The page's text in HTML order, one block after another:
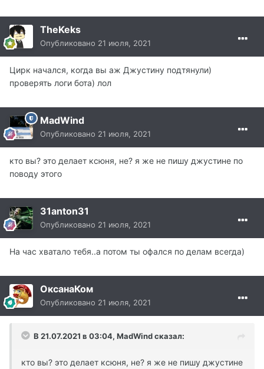
TheKeks
Опубликовано 21 июля, 2021
Цирк начался, когда вы аж Джустину подтянули)
проверять логи бота) лол
MadWind
Опубликовано 21 июля, 2021
кто вы? это делает ксюня, не? я же не пишу джустине по
поводу этого
31anton31
Опубликовано 21 июля, 2021
На час хватало тебя..а потом ты офался по делам всегда)
ОксанаКом
Опубликовано 21 июля, 2021
В 21.07.2021 в 03:04, MadWind сказал:
кто вы? это делает ксюня, не? я же не пишу джустине